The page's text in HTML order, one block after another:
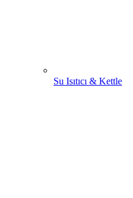
Su Isıtıcı & Kettle